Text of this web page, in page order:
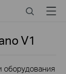
SearchMenu
V1
оборудования